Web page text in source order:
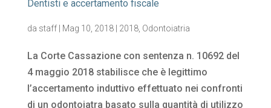
Dentisti e accertamento fiscale
da staff| Mag 10, 2018| 2018, Odontoiatria
La Corte Cassazione con sentenza n. 10692 del
4 maggio 2018 stabilisce che è legittimo
l’accertamento induttivo effettuato nei confronti
di un odontoiatra basato sulla quantità di utilizzo